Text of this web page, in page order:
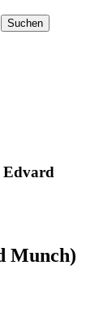
Suchen
Edvard
Munch)